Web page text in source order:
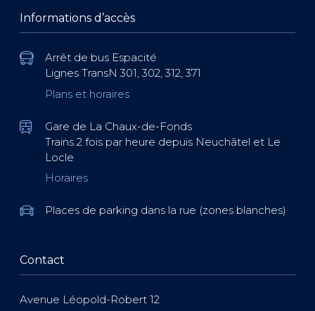
Informations d’accès
Arrêt de bus Espacité
Lignes TransN 301, 302, 312, 371
Plans et horaires
Gare de La Chaux-de-Fonds
Trains 2 fois par heure depuis Neuchâtel et Le
Locle
Horaires
Places de parking dans la rue (zones blanches)
Contact
Avenue Léopold-Robert 12